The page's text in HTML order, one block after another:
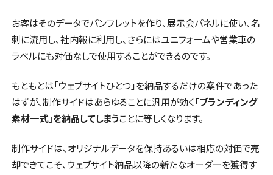
お客はそのデータでパンフレットを作り、展示会パネルに使い、名
刺に流用し、社内報に利用し、さらにはユニフォームや営業車の
ラベルにも対価なしで使用することができるのです。
もともとは「ウェブサイトひとつ」を納品するだけの案件であった
はずが、制作サイドはあらゆることに汎用が効く「ブランディング
素材一式」を納品してしまうことに等しくなります。
制作サイドは、オリジナルデータを保持あるいは相応の対価で売
却できてこそ、ウェブサイト納品以降の新たなオーダーを獲得す